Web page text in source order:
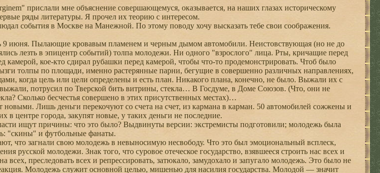
прислали мне объяснение совершающемуся, оказывается, на наших глазах историческому
ряды литературы. Я прочел их теорию с интересом.
события в Москве на Манежной. По этому поводу хочу высказать тебе свои соображения.
июня. Пылающие кровавым пламенем и черным дымом автомобили. Неистовствующая (но не до
лезть в эпицентр событий) толпа молодежи. Ни одного "взрослого" лица. Рты, кричащие перед
камерой, кое-кто сдирал рубашки перед камерой, чтобы что-то продемонстрировать. Чтоб было
толпы по площади, именно растерянные парни, бегущие в совершенно различных направлениях,
когда цель или цели определены и есть план. Никакого плана, конечно, не было. Выжали их с
потрусил по Тверской бить витрины, стекла… В Госдуме, в Доме Союзов. (Что, они не
Сколько бесчестья совершено в этих присутственных местах)…
новыми. Лишь деньги перекочуют со счета на счет, из кармана в карман. 50 автомобилей сожжены и
в центре города, закупят новые, у таких деньги не последние.
ищут причины: что это было? Выдвинуты версии: экстремисты подготовили; молодежь была
"скины" и футбольные фанаты.
что загнали свою молодежь в невыносимую несвободу. Что это был эмоциональный всплеск,
русской молодежи. Знак того, что суровое отеческое государство, взявшееся строить нас всех и
всех, преследовать всех и репрессировать, затюкало, замудохало и запугало молодежь. Это было не
Молодежь служит основной целью, мишенью для насилия государства. Молодой — значит